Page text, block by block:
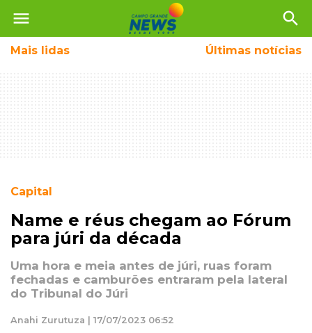
menu search
Mais lidas Últimas notícias
Capital
Name e réus chegam ao Fórum
para júri da década
Uma hora e meia antes de júri, ruas foram
fechadas e camburões entraram pela lateral
do Tribunal do Júri
Anahi Zurutuza | 17/07/2023 06:52